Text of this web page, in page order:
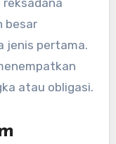
besar
jenis pertama.
atau obligasi.